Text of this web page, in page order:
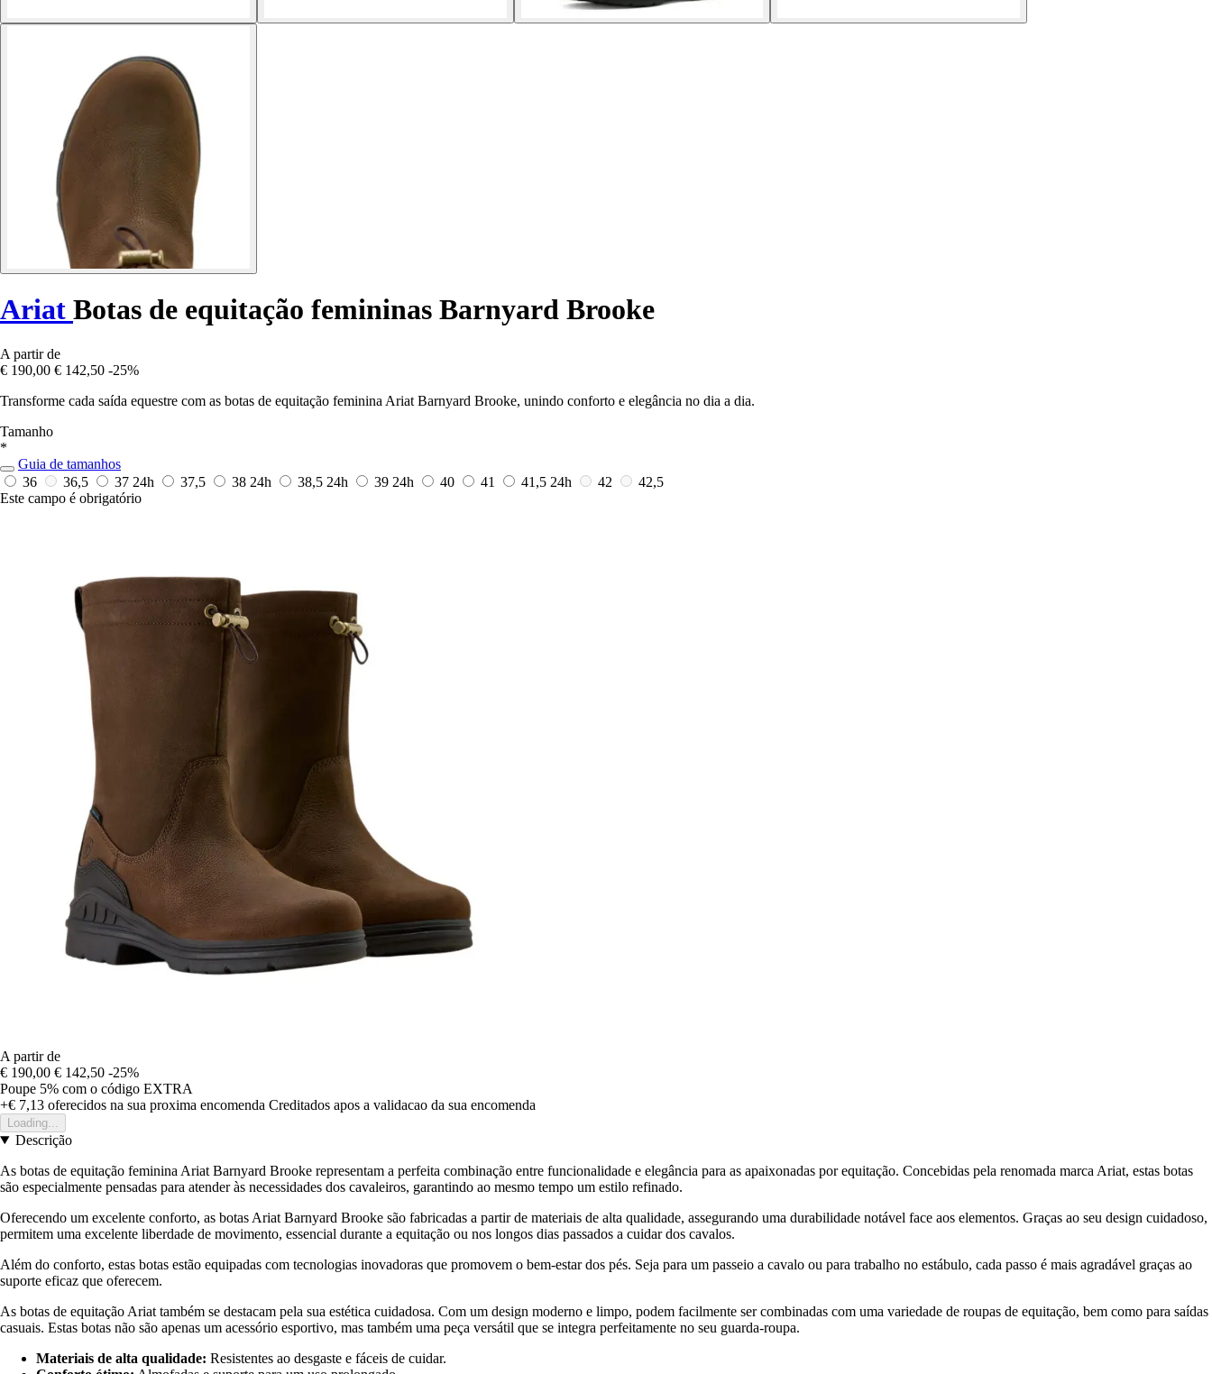
Ariat Botas de equitação femininas Barnyard Brooke
A partir de
€ 190,00 € 142,50 -25%
Transforme cada saída equestre com as botas de equitação feminina Ariat Barnyard Brooke, unindo conforto e elegância no dia a dia.
Tamanho
*
Guia de tamanhos
36
36,5 37 24h 37,5 38 24h 38,5 24h 39 24h 40 41 41,5 24h 42
42,5
Este campo é obrigatório
A partir de
€ 190,00 € 142,50 -25%
Poupe 5% com o código EXTRA
+€ 7,13 oferecidos na sua proxima encomenda Creditados apos a validacao da sua encomenda
Loading...
Descrição
As botas de equitação feminina Ariat Barnyard Brooke representam a perfeita combinação entre funcionalidade e elegância para as apaixonadas por equitação. Concebidas pela renomada marca Ariat, estas botas
são especialmente pensadas para atender às necessidades dos cavaleiros, garantindo ao mesmo tempo um estilo refinado.
Oferecendo um excelente conforto, as botas Ariat Barnyard Brooke são fabricadas a partir de materiais de alta qualidade, assegurando uma durabilidade notável face aos elementos. Graças ao seu design cuidadoso,
permitem uma excelente liberdade de movimento, essencial durante a equitação ou nos longos dias passados a cuidar dos cavalos.
Além do conforto, estas botas estão equipadas com tecnologias inovadoras que promovem o bem-estar dos pés. Seja para um passeio a cavalo ou para trabalho no estábulo, cada passo é mais agradável graças ao
suporte eficaz que oferecem.
As botas de equitação Ariat também se destacam pela sua estética cuidadosa. Com um design moderno e limpo, podem facilmente ser combinadas com uma variedade de roupas de equitação, bem como para saídas
casuais. Estas botas não são apenas um acessório esportivo, mas também uma peça versátil que se integra perfeitamente no seu guarda-roupa.
Materiais de alta qualidade: Resistentes ao desgaste e fáceis de cuidar.